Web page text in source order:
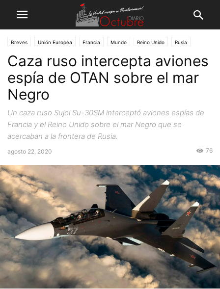
Breves Unión Europea Francia Mundo Reino Unido Rusia
Caza ruso intercepta aviones
espía de OTAN sobre el mar
Negro
Un caza ruso Sujoi Su-30SM interceptó aviones espías de
Francia y el Reino Unido sobre el mar Negro que se
acercaban a la frontera de Rusia.
agosto 22, 2020 76